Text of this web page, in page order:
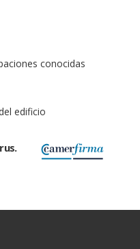
conocidas
edificio